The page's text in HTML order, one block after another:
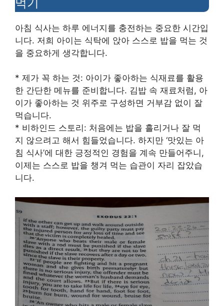
아침 식사는 하루 에너지를 충전하는 중요한 시간입
니다. 저희 아이는 식탁에 앉아 스스로 밥을 먹는 것
을 중요하게 생각합니다.
* 제가 꼭 하는 것: 아이가 좋아하는 식재료를 활용
한 간단한 메뉴를 준비합니다. 김밥 속 재료처럼, 아
이가 좋아하는 것 위주로 구성하면 거부감 없이 잘
먹습니다.
* 비하인드 스토리: 처음에는 밥을 흘리거나 잘 먹
지 않으려고 해서 힘들었습니다. 하지만 ‘맛있는 아
침 식사’에 대한 긍정적인 경험을 계속 만들어주니,
이제는 스스로 밥을 챙겨 먹는 습관이 자리 잡았습
니다.